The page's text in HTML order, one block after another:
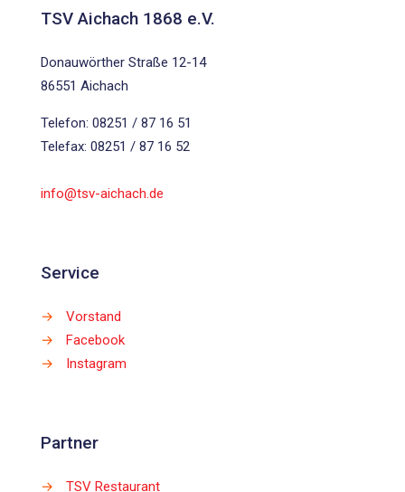
TSV Aichach 1868 e.V.
Donauwörther Straße 12-14
86551 Aichach
Telefon: 08251 / 87 16 51
Telefax: 08251 / 87 16 52
info@tsv-aichach.de
Service
→
Vorstand
→
Facebook
→
Instagram
Partner
→ TSV Restaurant